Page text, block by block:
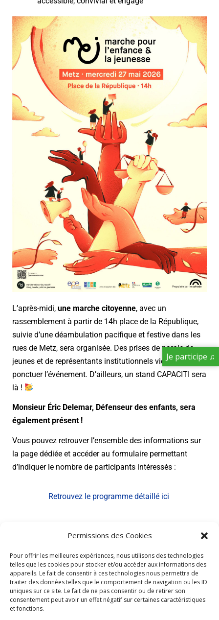
Permissions des Cookies
Pour offrir les meilleures expériences, nous utilisons des technologies
telles que les cookies pour stocker et/ou accéder aux informations des
appareils. Le fait de consentir à ces technologies nous permettra de
traiter des données telles que le comportement de navigation ou les ID
uniques sur ce site. Le fait de ne pas consentir ou de retirer son
consentement peut avoir un effet négatif sur certaines caractéristiques
et fonctions.
L’après-midi, une marche citoyenne, avec un
rassemblement à partir de 14h place de la République,
suivie d’une déambulation pacifique et festive dans les
rues de Metz, sera organisée. Des prises de parole de
jeunes et de représentants institutionnels viendront
ponctuer l’événement. D’ailleurs, un stand CAPACITI sera
là !
Monsieur Éric Delemar, Défenseur des enfants, sera
également présent !
Vous pouvez retrouver l’ensemble des informations sur
la page dédiée et accéder au formulaire permettant
d’indiquer le nombre de participants intéressés :
Retrouvez le programme détaillé ici
PUBLIÉ DANS EVÈNEMENTS
Contacts
Je participe ♫